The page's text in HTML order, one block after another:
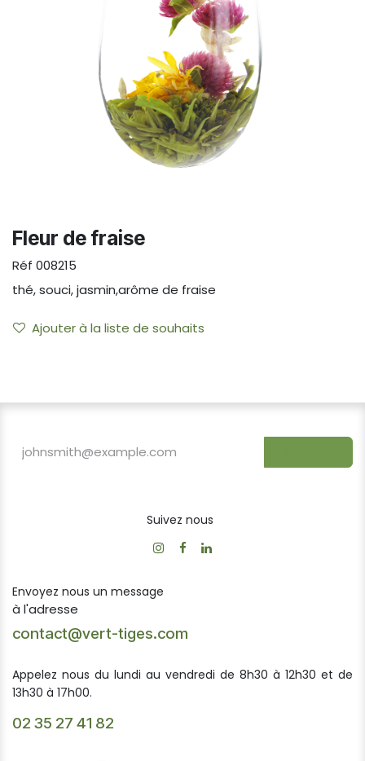
Fleur de fraise
Réf 008215
thé, souci, jasmin,arôme de fraise
Ajouter à la liste de souhaits
Suivez nous
Envoyez nous un message
à l'adresse
contact@vert-tiges.com
Appelez nous du lundi au vendredi de 8h30 à 12h30 et de
13h30 à 17h00.
02 35 27 41 82